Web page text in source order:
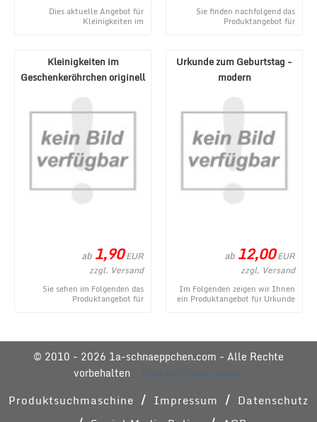
Dies aktuelle Angebot für
Kleinigkeiten im
Sie finden nachfolgend das
Produktangebot für
Kleinigkeiten im
Geschenkeröhrchen originell
ab 1,90EUR
zzgl. Versand
Sie sehen im Folgenden das
Produktangebot für
Urkunde zum Geburtstag -
modern
ab 12,00EUR
zzgl. Versand
Im Folgenden zeigen wir Ihnen
ein Produktangebot für Urkunde
© 2010 - 2026 1a-schnaeppchen.com - Alle Rechte
vorbehalten
Cookie-Einstellungen
Produktsuchmaschine / Impressum / Datenschutz